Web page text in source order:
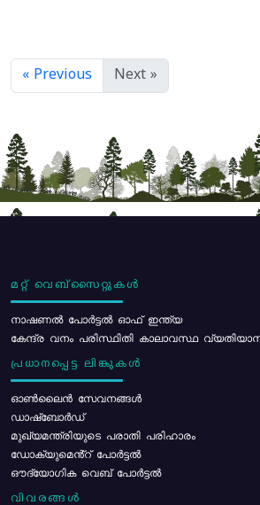
« Previous Next »
മറ്റ് വെബ്സൈറ്റുകൾ
നാഷണൽ പോർട്ടൽ ഓഫ് ഇന്ത്യ
കേന്ദ്ര വനം പരിസ്ഥിതി കാലാവസ്ഥ
പ്രധാനപ്പെട്ട ലിങ്കുകൾ
ഓൺലൈൻ സേവനങ്ങൾ
ഡാഷ്ബോർഡ്
മുഖ്യമന്ത്രിയുടെ പരാതി പരിഹാരം
ഡോക്യുമെൻ്റ് പോർട്ടൽ
ഔദ്യോഗിക വെബ് പോർട്ടൽ
വിവരങ്ങൾ